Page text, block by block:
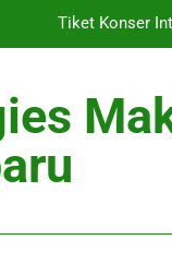
Tiket Konser
Album Baru Mei